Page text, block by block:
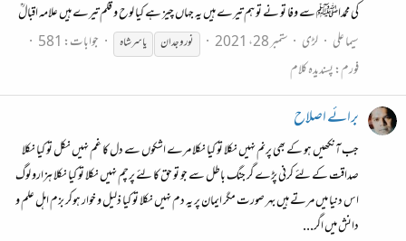
کی محمداﷺ سے وفا تو نے تو ہم تیرے ہیں یہ جہاں چیز ہے کیا لوح و قلم تیرے ہیں علامہ اقبالؒ
سیما علی لڑی ستمبر 28، 2021 نور وجدان یاسرشاہ
جوابات: 581
فورم:پسندیدہ کلام
برائے اصلاح
جب آنکھیں ہو کے بھی پرنم نہیں نکلا تو کیا نکلا مرے اشکوں سے دل کا غم نہیں نکل تو کیا نکلا
صداقت کے لئے کرنی پڑے گر جنگ باطل سے جو تو حق کا لئے پرچم نہیں نکلا تو کیا نکلا ہزارو لوگ
اس دنیا میں مرتے ہیں بہر صورت مگر ایمان پر یہ دم نہیں نکلا تو کیا ذلیل و خوار ہوکر بزم اہل علم و
دانش میں اگر...